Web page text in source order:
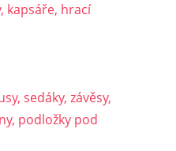
kapsáře, hrací
sedáky, závěsy,
podložky pod